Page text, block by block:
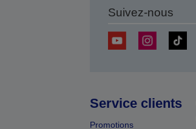
Suivez-nous
Service clients
Promotions